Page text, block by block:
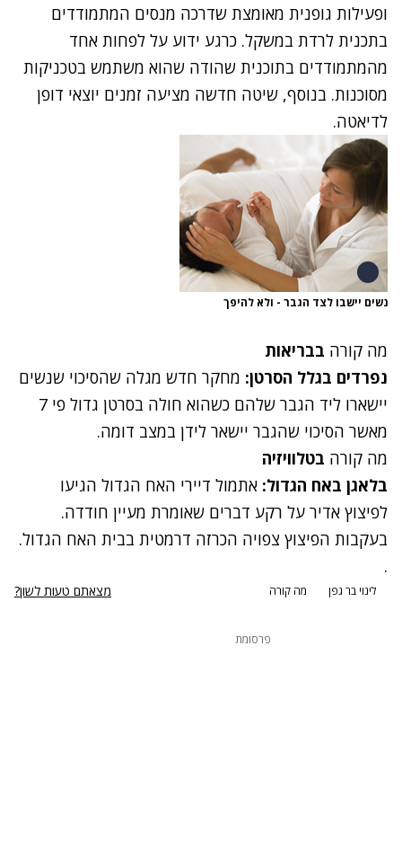
ופעילות גופנית מאומצת שדרכה מנסים המתמודדים
בתכנית לרדת במשקל. כרגע ידוע על לפחות אחד
מהמתמודדים בתוכנית שהודה שהוא משתמש בטכניקות
מסוכנות. בנוסף, שיטה חדשה מציעה זמנים יוצאי דופן
לדיאטה.
נשים יישבו לצד הגבר - ולא להיפך
מה קורה בבריאות
נפרדים בגלל הסרטן: מחקר חדש מגלה שהסיכוי שנשים
יישארו ליד הגבר שלהם כשהוא חולה בסרטן גדול פי 7
מאשר הסיכוי שהגבר יישאר לידן במצב דומה.
מה קורה בטלוויזיה
בלאגן באח הגדול: אתמול דיירי האח הגדול הגיעו
לפיצוץ אדיר על רקע דברים שאומרת מעיין חודדה.
בעקבות הפיצוץ צפויה הכרזה דרמטית בבית האח הגדול.
.
לינוי בר גפן מה קורה מצאתם טעות לשון?
פרסומת